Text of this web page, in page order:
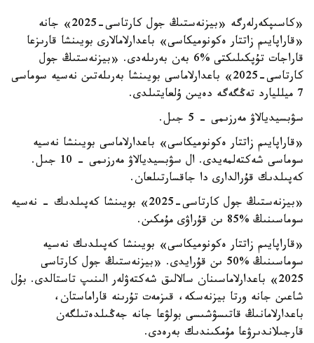
«كاسىپكەرلەرگە «بيزنەستىڭ جول كارتاسى-2025» جانە
«قاراپايىم زاتتار ەكونوميكاسى» باعدارلامالارى بويىنشا قارىزعا
قاراجات تۇپكىلىكتى %6 بەن بەرىلەدى. «بيزنەستىڭ جول
كارتاسى-2025» باعدارلاماسى بويىنشا بەرىلەتىن نەسيە سوماسى
7 ميلليارد تەڭگەگە دەيىن ۇلعايتىلدى.
سۋبسيديالاۋ مەرزىمى - 5 جىل.
«قاراپايىم زاتتار ەكونوميكاسى» باعدارلاماسى بويىنشا نەسيە
سوماسى شەكتەلمەيدى. ال سۋبسيديالاۋ مەرزىمى - 10 جىل.
كەپىلدىك قۇرالدارى دا جاقسارتىلعان.
«بيزنەستىڭ جول كارتاسى-2025» بويىنشا كەپىلدىك - نەسيە
سوماسىنىڭ %85 ىن قۇراۋى مۇمكىن.
«قاراپايىم زاتتار ەكونوميكاسى» بويىنشا كەپىلدىك نەسيە
سوماسىنىڭ %50 ىن قۇرايدى. «بيزنەستىڭ جول كارتاسى
2025» باعدارلاماسىنان سالالىق شەكتەۋلەر الىنىپ تاستالدى. بۇل
شاعىن جانە ورتا بيزنەسكە، قىزمەت تۇرىنە قاراماستان،
باعدارلامانىڭ قاتىسۋشىسى بولۋعا جانە جەڭىلدەتىلگەن
قارجىلاندىرۋعا مۇمكىندىك بەرەدى.